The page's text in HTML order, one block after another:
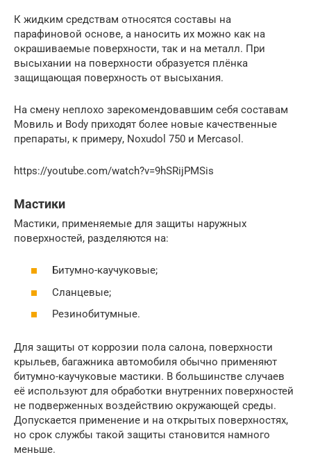
К жидким средствам относятся составы на
парафиновой основе, а наносить их можно как на
окрашиваемые поверхности, так и на металл. При
высыхании на поверхности образуется плёнка
защищающая поверхность от высыхания.
На смену неплохо зарекомендовавшим себя составам
Мовиль и Body приходят более новые качественные
препараты, к примеру, Noxudol 750 и Mercasol.
https://youtube.com/watch?v=9hSRijPMSis
Мастики
Мастики, применяемые для защиты наружных
поверхностей, разделяются на:
Битумно-каучуковые;
Сланцевые;
Резинобитумные.
Для защиты от коррозии пола салона, поверхности
крыльев, багажника автомобиля обычно применяют
битумно-каучуковые мастики. В большинстве случаев
её используют для обработки внутренних поверхностей
не подверженных воздействию окружающей среды.
Допускается применение и на открытых поверхностях,
но срок службы такой защиты становится намного
меньше.